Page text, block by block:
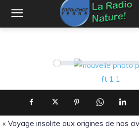
Littérature Sans Frontières Terre Citoyenne
J’ai particulièrement apprécié Les cités
d’Annalee Newitz paru chez Calmann-
« Voyage insolite aux origines de nos